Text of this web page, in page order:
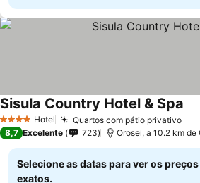
4 EstrelasHotel Quartos com pátio privativo
Sisula Country Hotel & Spa
8,7 Excelente 723 Orosei, a 10.2 km
Selecione as datas para ver os preços
exatos.